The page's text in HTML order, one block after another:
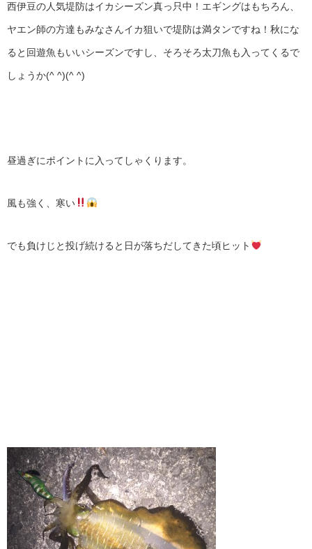
西伊豆の人気堤防はイカシーズン真っ只中！エギングはもちろん、
ヤエン師の方達もみなさんイカ狙いで堤防は満タンですね！秋にな
ると回遊魚もいいシーズンですし、そろそろ太刀魚も入ってくるで
しょうか(^ ^)(^ ^)
昼過ぎにポイントに入ってしゃくります。
風も強く、寒い
でも負けじと投げ続けると日が落ちだしてきた頃ヒット